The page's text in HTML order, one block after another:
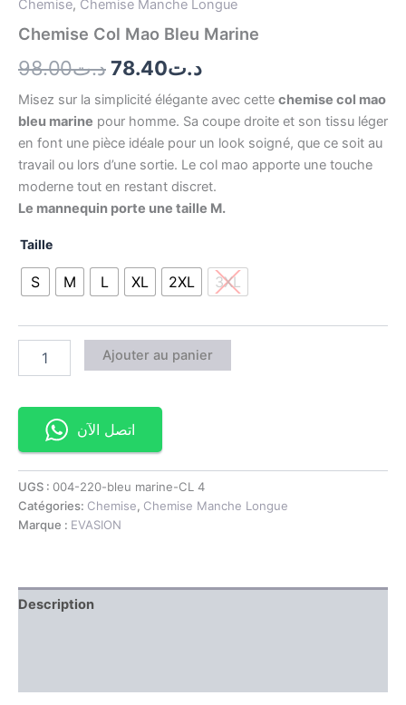
Chemise, Chemise Manche Longue
Chemise Col Mao Bleu Marine
د.ت98.00 د.ت78.40
Misez sur la simplicité élégante avec cette chemise col mao
bleu marine pour homme. Sa coupe droite et son tissu léger
en font une pièce idéale pour un look soigné, que ce soit au
travail ou lors d’une sortie. Le col mao apporte une touche
moderne tout en restant discret.
Le mannequin porte une taille M.
Taille
S M L XL 2XL 3XL
Ajouter au panier
اتصل الآن
UGS : 004-220-bleu marine-CL 4
Catégories: Chemise, Chemise Manche Longue
Marque : EVASION
Description